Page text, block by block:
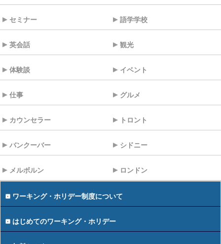
セミナー 語学学校
英会話 観光
体験談 イベント
仕事 グルメ
カウンセラー トロント
バンクーバー シドニー
メルボルン ロンドン
ワーキング・ホリデー制度について
はじめてのワーキング・ホリデー